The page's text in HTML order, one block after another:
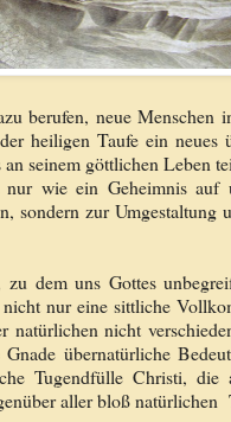
berufen, neue Menschen
heiligen Taufe ein neues
an seinem göttlichen Leben
wie ein Geheimnis auf
sondern zur Umgestaltung
dem uns Gottes
nur eine sittliche
natürlichen nicht
übernatürliche
Tugendfülle Christi, die
aller bloß natürlichen